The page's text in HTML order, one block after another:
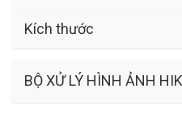
Kích thước
BỘ XỬ LÝ HÌNH ẢNH